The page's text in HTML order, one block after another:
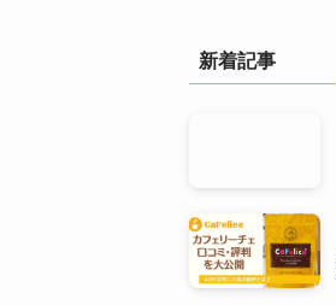
新着記事